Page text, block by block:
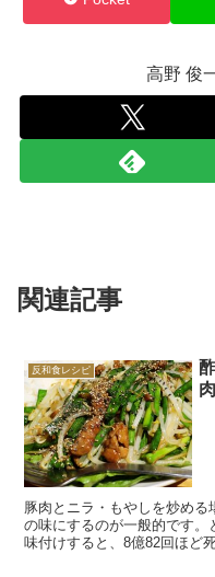
高野 俊
関連記事
反和食レシピ
豚肉とニラ・もやしを炒める
の味にするのが一般的です
味付けすると、8億82回ほど